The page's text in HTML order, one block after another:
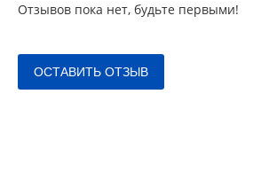
Отзывов пока нет, будьте первыми!
ОСТАВИТЬ ОТЗЫВ